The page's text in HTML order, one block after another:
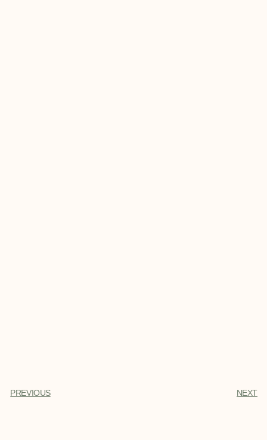
PREVIOUS NEXT